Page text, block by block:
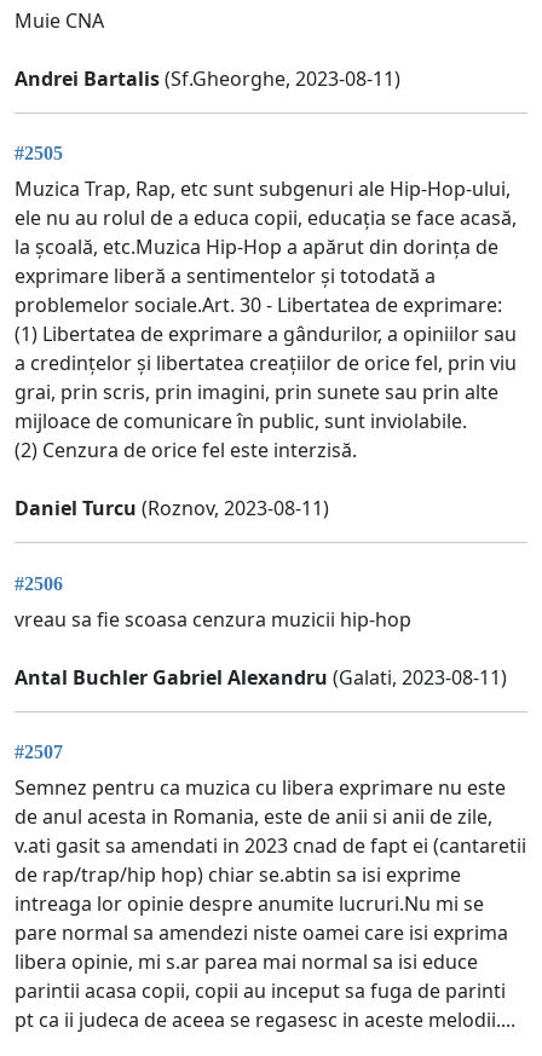
Muie CNA
Andrei Bartalis(Sf.Gheorghe, 2023-08-11)
#2505
Muzica Trap, Rap, etc sunt subgenuri ale Hip-Hop-ului,
ele nu au rolul de a educa copii, educația se face acasă,
la școală, etc.Muzica Hip-Hop a apărut din dorința de
exprimare liberă a sentimentelor și totodată a
problemelor sociale.Art. 30 - Libertatea de exprimare:
(1) Libertatea de exprimare a gândurilor, a opiniilor sau
a credințelor și libertatea creațiilor de orice fel, prin viu
grai, prin scris, prin imagini, prin sunete sau prin alte
mijloace de comunicare în public, sunt inviolabile.
(2) Cenzura de orice fel este interzisă.
Daniel Turcu (Roznov, 2023-08-11)
#2506
vreau sa fie scoasa cenzura muzicii hip-hop
Antal Buchler Gabriel Alexandru (Galati, 2023-08-11)
#2507
Semnez pentru ca muzica cu libera exprimare nu este
de anul acesta in Romania, este de anii si anii de zile,
v.ati gasit sa amendati in 2023 cnad de fapt ei (cantaretii
de rap/trap/hip hop) chiar se.abtin sa isi exprime
intreaga lor opinie despre anumite lucruri.Nu mi se
pare normal sa amendezi niste oamei care isi exprima
libera opinie, mi s.ar parea mai normal sa isi educe
parintii acasa copii, copii au inceput sa fuga de parinti
pt ca ii judeca de aceea se regasesc in aceste melodii....